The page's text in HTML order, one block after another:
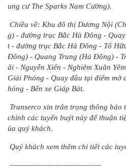
ung cư The Sparks Nam Cường).
Chiều về: Khu đô thị Dương Nội
g) - đường trục Bắc Hà Đông -
t - đường trục Bắc Hà Đông - Tố
Đông) - Quang Trung (Hà Đông) -
ãi - Nguyễn Xiển - Nghiêm Xuân
Giải Phóng - Quay đầu tại điểm mở
hóng - Bến xe Giáp Bát.
Transerco xin trân trọng thông báo
chỉnh các tuyến buýt này để thuận
ủa quý khách.
Quý khách xem thêm chi tiết các